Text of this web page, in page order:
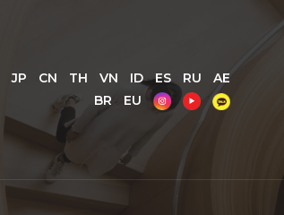
JP CN TH VN ID ES RU
AE
BR
EU